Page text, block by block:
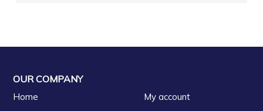
OUR COMPANY
Home My account